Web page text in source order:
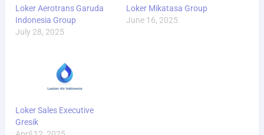
Loker Aerotrans Garuda
Indonesia Group
July 28, 2025
Loker Mikatasa Group
June 16, 2025
Loker Sales Executive
Gresik